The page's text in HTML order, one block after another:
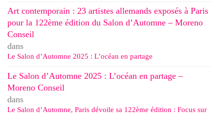
Art contemporain : 23 artistes allemands exposés à Paris
pour la 122ème édition du Salon d’Automne – Moreno
Conseil
dans
Le Salon d’Automne 2025 : L’océan en partage
Le Salon d’Automne 2025 : L’océan en partage –
Moreno Conseil
dans
Le Salon d’Automne, Paris dévoile sa 122ème édition : Focus sur